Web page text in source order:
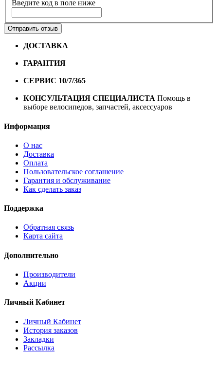
Введите код в поле ниже
Отправить отзыв
ДОСТАВКА
ГАРАНТИЯ
СЕРВИС 10/7/365
КОНСУЛЬТАЦИЯ СПЕЦИАЛИСТА Помощь в
выборе велосипедов, запчастей, аксессуаров
Информация
О нас
Доставка
Оплата
Пользовательское соглашение
Гарантия и обслуживание
Как сделать заказ
Поддержка
Обратная связь
Карта сайта
Дополнительно
Производители
Акции
Личный Кабинет
Личный Кабинет
История заказов
Закладки
Рассылка